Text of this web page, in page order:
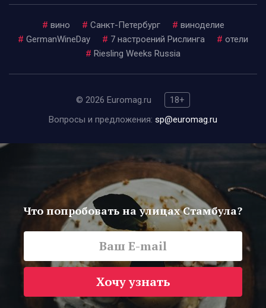
# вино # Санкт-Петербург # виноделие
# GermanWineDay # 7 настроений Рислинга # отели
# Riesling Weeks Russia
© 2026 Euromag.ru
18+
Вопросы и предложения: sp@euromag.ru
Что попробовать на улицах Стамбула?
Хочу узнать